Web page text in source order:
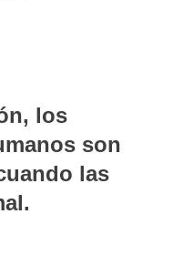
los
son
las